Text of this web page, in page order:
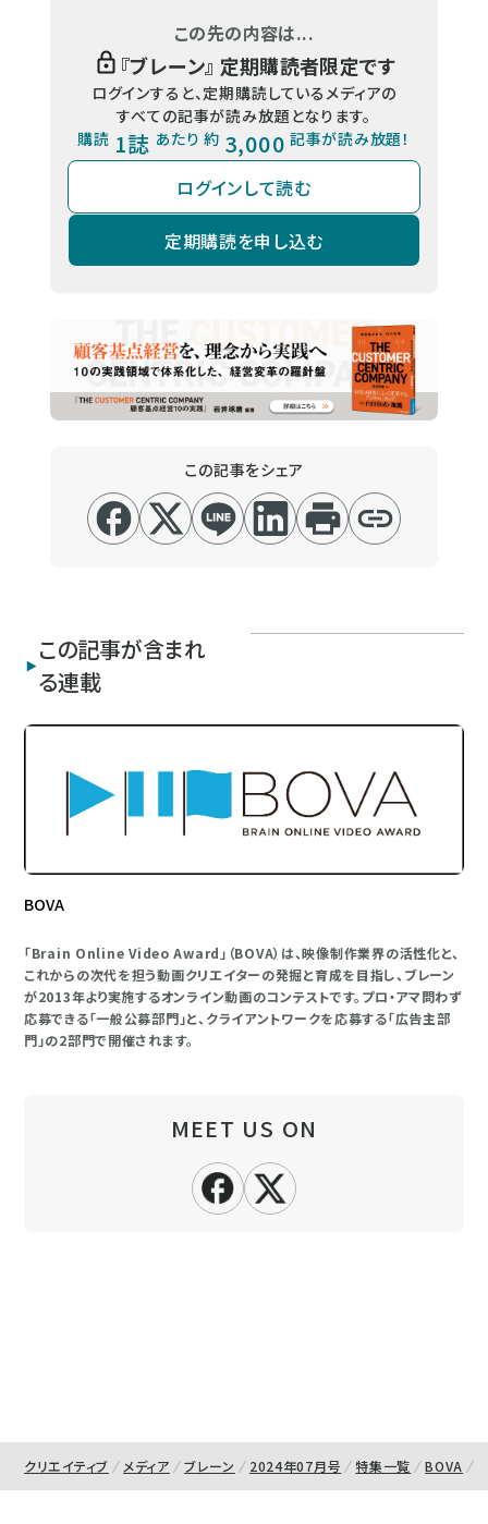
この先の内容は...
『ブレーン』 定期購読者限定です
ログインすると、定期購読しているメディアの
すべての記事が読み放題となります。
購読 1誌 あたり 約 3,000 記事が読み放題！
ログインして読む
定期購読を申し込む
この記事をシェア
この記事が含まれ
る連載
BOVA
「Brain Online Video Award」（BOVA）は、映像制作業界の活性化と、
これからの次代を担う動画クリエイターの発掘と育成を目指し、ブレーン
が2013年より実施するオンライン動画のコンテストです。プロ・アマ問わず
応募できる「一般公募部門」と、クライアントワークを応募する「広告主部
門」の2部門で開催されます。
MEET US ON
クリエイティブ メディア ブレーン 2024年07月号 特集一覧 BOVA